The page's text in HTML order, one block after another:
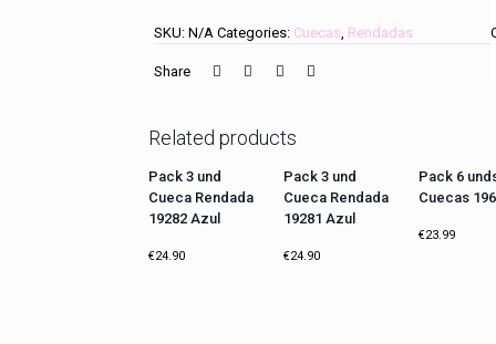
SKU:N/A Categories: Cuecas, Rendadas
Share
Related products
Pack 3 und
Cueca Rendada
19282 Azul
€24.90
Pack 3 und
Cueca Rendada
19281 Azul
€24.90
Pack 6
Cuecas
€23.99